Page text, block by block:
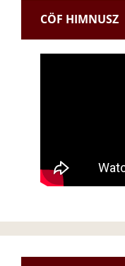
CÖF HIMNUSZ